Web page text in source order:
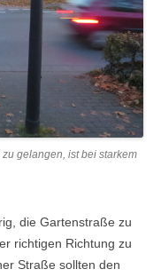
gelangen, ist bei starkem
die Gartenstraße zu
richtigen Richtung zu
Straße sollten den